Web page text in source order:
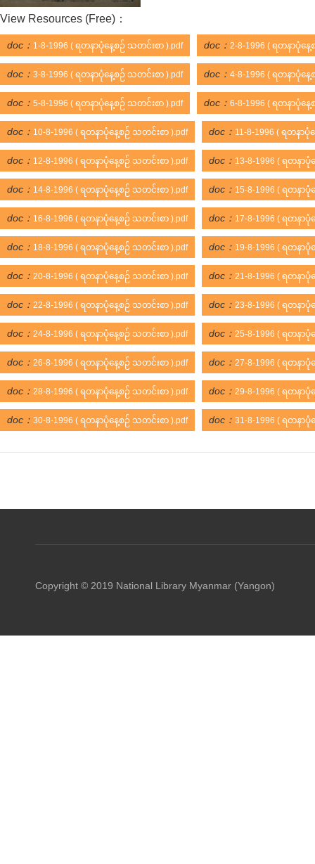
View Resources (Free)：
doc： 1-8-1996 ( ရတနာပုံနေ့စဉ် သတင်းစာ ).pdf doc： 2-8-1996 ( ရတနာပုံန
doc： 3-8-1996 ( ရတနာပုံနေ့စဉ် သတင်းစာ ).pdf doc： 4-8-1996 ( ရတနာပုံန
doc： 5-8-1996 ( ရတနာပုံနေ့စဉ် သတင်းစာ ).pdf doc： 6-8-1996 ( ရတနာပုံန
doc： 10-8-1996 ( ရတနာပုံနေ့စဉ် သတင်းစာ ).pdf doc： 11-8-1996 ( ရတနာ
doc： 12-8-1996 ( ရတနာပုံနေ့စဉ် သတင်းစာ ).pdf doc： 13-8-1996 ( ရတနာ
doc： 14-8-1996 ( ရတနာပုံနေ့စဉ် သတင်းစာ ).pdf doc： 15-8-1996 ( ရတနာ
doc： 16-8-1996 ( ရတနာပုံနေ့စဉ် သတင်းစာ ).pdf doc： 17-8-1996 ( ရတနာ
doc： 18-8-1996 ( ရတနာပုံနေ့စဉ် သတင်းစာ ).pdf doc： 19-8-1996 ( ရတနာ
doc： 20-8-1996 ( ရတနာပုံနေ့စဉ် သတင်းစာ ).pdf doc： 21-8-1996 ( ရတနာ
doc： 22-8-1996 ( ရတနာပုံနေ့စဉ် သတင်းစာ ).pdf doc： 23-8-1996 ( ရတနာ
doc： 24-8-1996 ( ရတနာပုံနေ့စဉ် သတင်းစာ ).pdf doc： 25-8-1996 ( ရတနာ
doc： 26-8-1996 ( ရတနာပုံနေ့စဉ် သတင်းစာ ).pdf doc： 27-8-1996 ( ရတနာ
doc： 28-8-1996 ( ရတနာပုံနေ့စဉ် သတင်းစာ ).pdf doc： 29-8-1996 ( ရတနာ
doc： 30-8-1996 ( ရတနာပုံနေ့စဉ် သတင်းစာ ).pdf doc： 31-8-1996 ( ရတနာ
Copyright © 2019 National Library Myanmar (Yangon)